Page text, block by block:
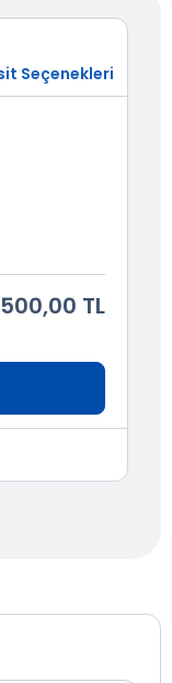
Seçenekleri
TL